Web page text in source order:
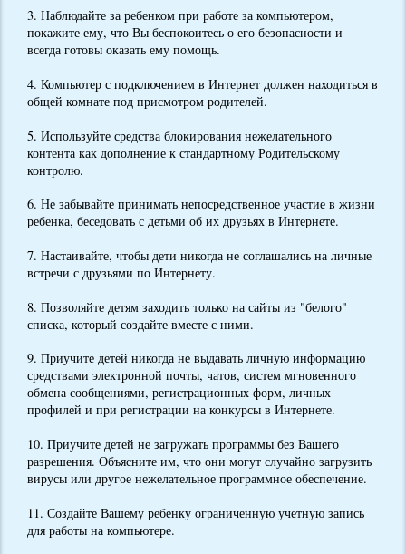
3. Наблюдайте за ребенком при работе за компьютером,
покажите ему, что Вы беспокоитесь о его безопасности и
всегда готовы оказать ему помощь.
4. Компьютер с подключением в Интернет должен находиться в
общей комнате под присмотром родителей.
5. Используйте средства блокирования нежелательного
контента как дополнение к стандартному Родительскому
контролю.
6. Не забывайте принимать непосредственное участие в жизни
ребенка, беседовать с детьми об их друзьях в Интернете.
7. Настаивайте, чтобы дети никогда не соглашались на личные
встречи с друзьями по Интернету.
8. Позволяйте детям заходить только на сайты из "белого"
списка, который создайте вместе с ними.
9. Приучите детей никогда не выдавать личную информацию
средствами электронной почты, чатов, систем мгновенного
обмена сообщениями, регистрационных форм, личных
профилей и при регистрации на конкурсы в Интернете.
10. Приучите детей не загружать программы без Вашего
разрешения. Объясните им, что они могут случайно загрузить
вирусы или другое нежелательное программное обеспечение.
11. Создайте Вашему ребенку ограниченную учетную запись
для работы на компьютере.